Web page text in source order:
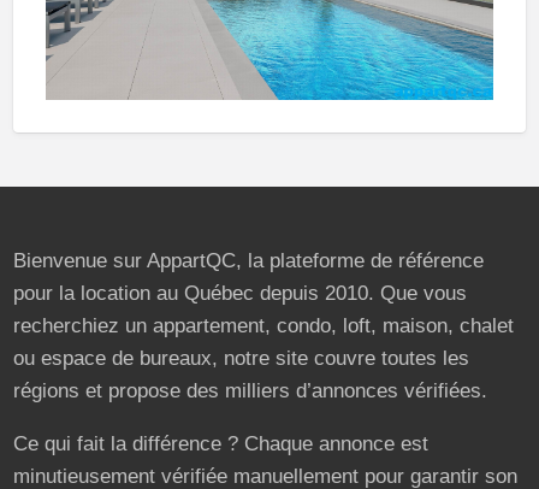
Bienvenue sur AppartQC, la plateforme de référence
pour la location au Québec depuis 2010. Que vous
recherchiez un appartement, condo, loft, maison, chalet
ou espace de bureaux, notre site couvre toutes les
régions et propose des milliers d’annonces vérifiées.
Ce qui fait la différence ? Chaque annonce est
minutieusement vérifiée manuellement pour garantir son